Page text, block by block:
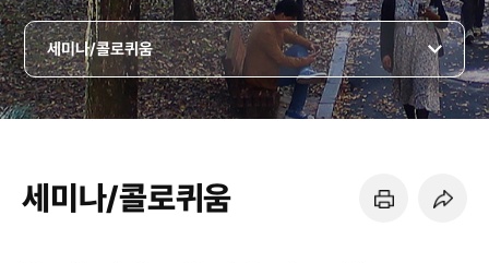
세미나/콜로퀴움
세미나/콜로퀴움